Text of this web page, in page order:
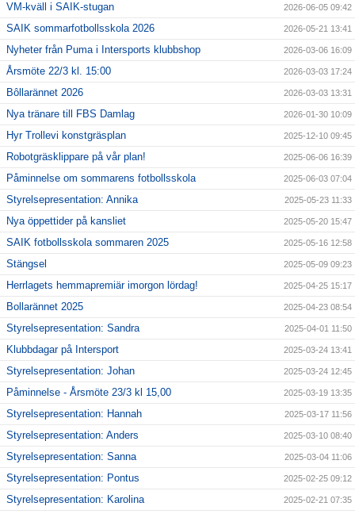
För ledare
SAIK-shopen
Elljusspår
Klubbstugan
Bildgalleri
Stödmedlem
VM-kväll i SAIK-stugan 2026-06-05 09:42
SAIK sommarfotbollsskola 2026 2026-05-21 13:41
Nyheter från Puma i Intersports klubbshop 2026-03-06 16:09
Årsmöte 22/3 kl. 15:00 2026-03-03 17:24
Bôllarännet 2026 2026-03-03 13:31
Nya tränare till FBS Damlag 2026-01-30 10:09
Hyr Trollevi konstgräsplan 2025-12-10 09:45
Robotgräsklippare på vår plan! 2025-06-06 16:39
Påminnelse om sommarens fotbollsskola 2025-06-03 07:04
Styrelsepresentation: Annika 2025-05-23 11:33
Nya öppettider på kansliet 2025-05-20 15:47
SAIK fotbollsskola sommaren 2025 2025-05-16 12:58
Stängsel 2025-05-09 09:23
Herrlagets hemmapremiär imorgon lördag! 2025-04-25 15:17
Bollarännet 2025 2025-04-23 08:54
Styrelsepresentation: Sandra 2025-04-01 11:50
Klubbdagar på Intersport 2025-03-24 13:41
Styrelsepresentation: Johan 2025-03-24 12:45
Påminnelse - Årsmöte 23/3 kl 15,00 2025-03-19 13:35
Styrelsepresentation: Hannah 2025-03-17 11:56
Styrelsepresentation: Anders 2025-03-10 08:40
Styrelsepresentation: Sanna 2025-03-04 11:06
Styrelsepresentation: Pontus 2025-02-25 09:12
Styrelsepresentation: Karolina 2025-02-21 07:35